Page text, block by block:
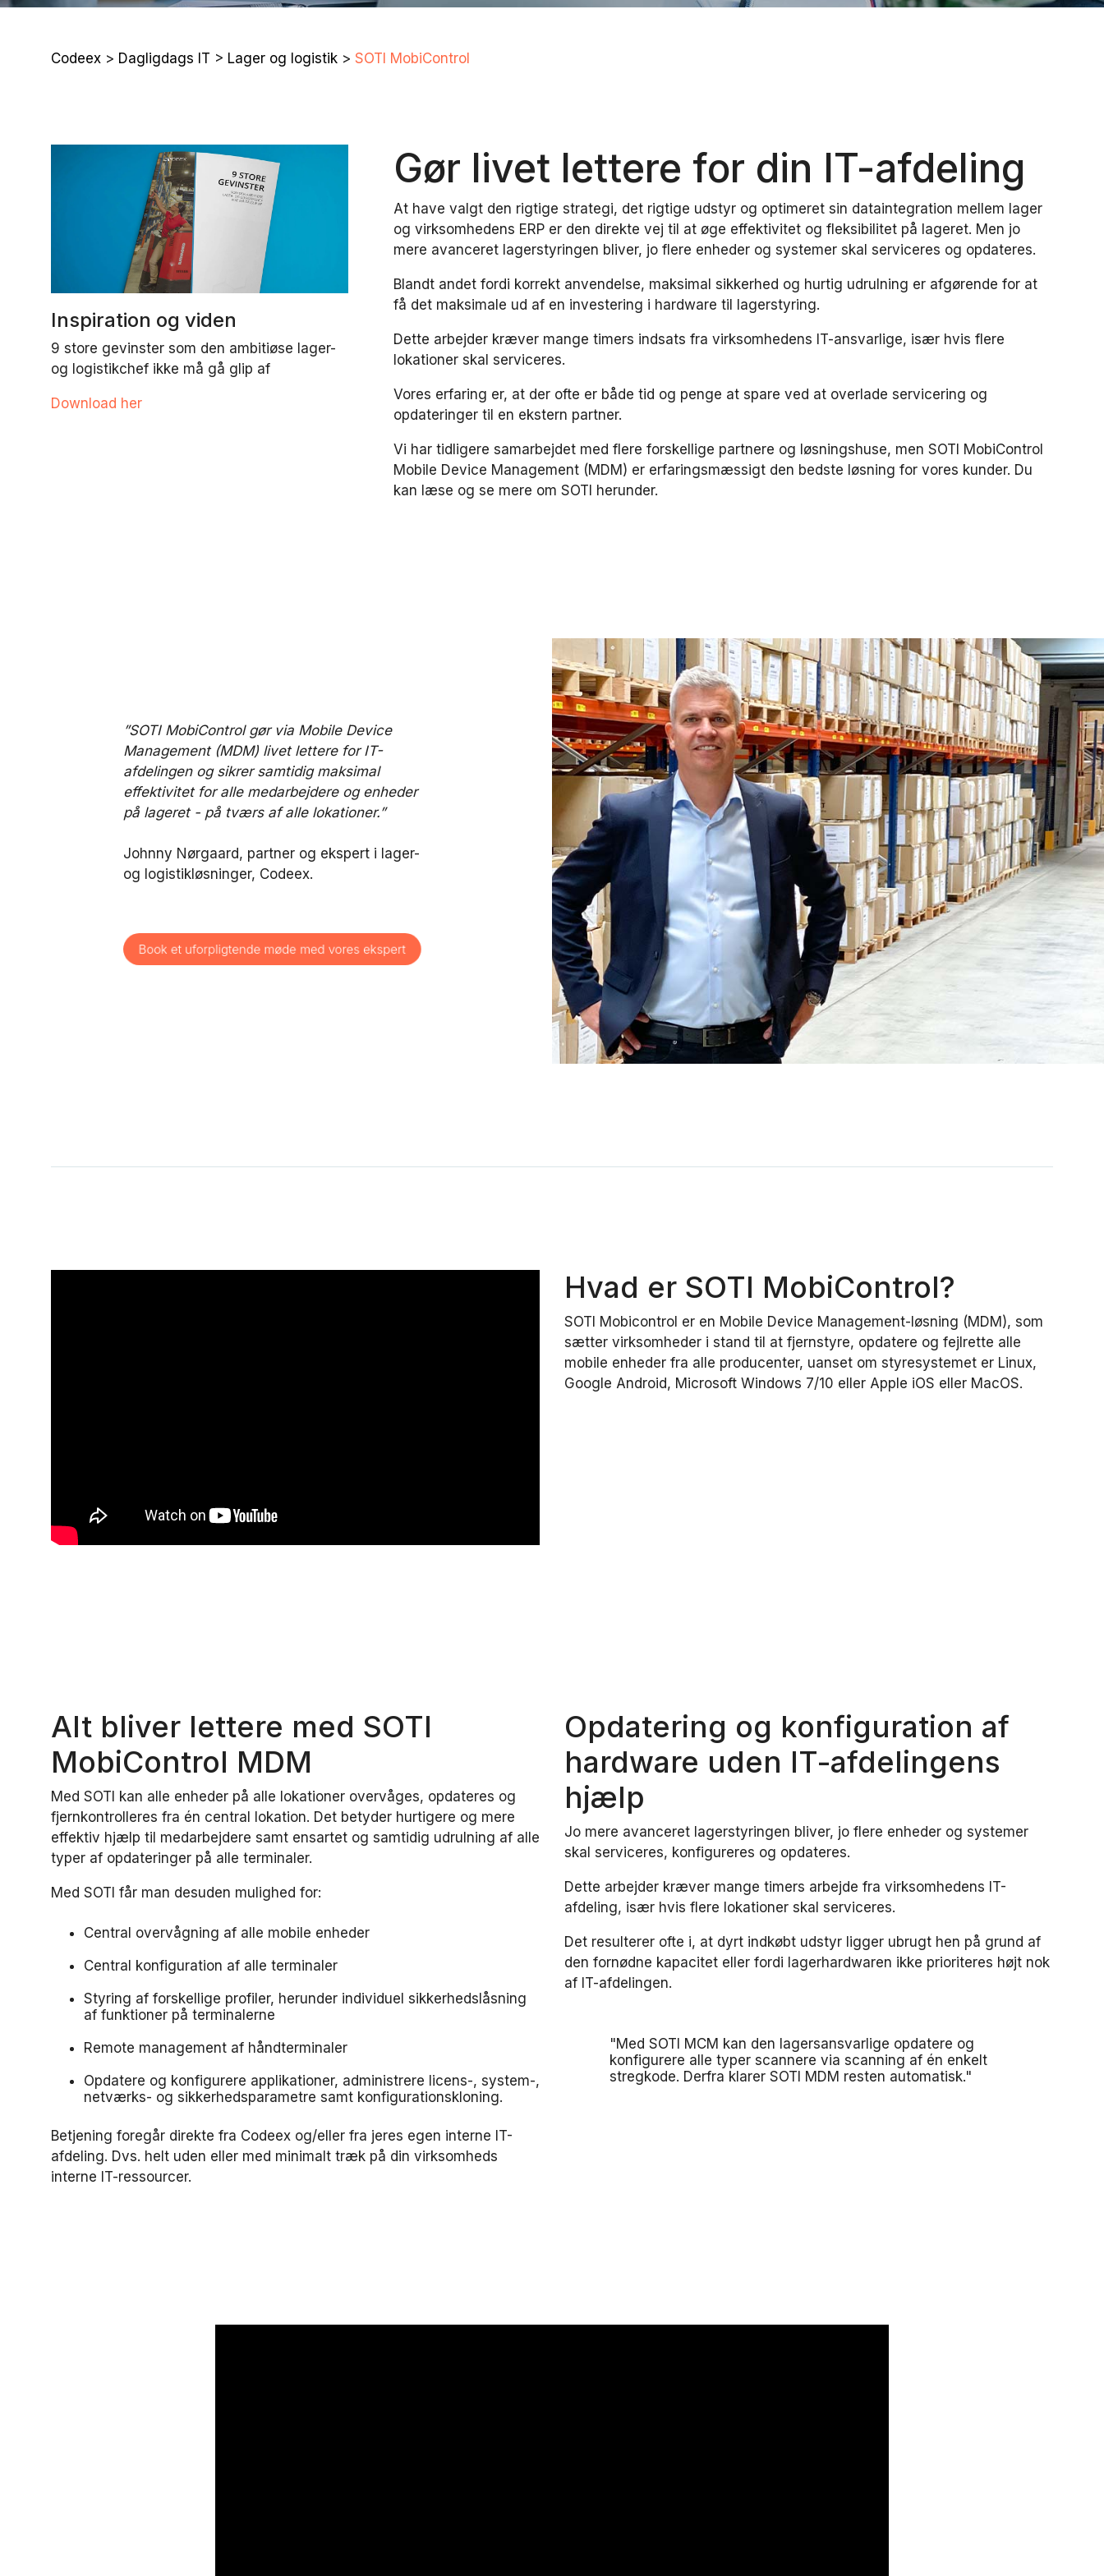
Codeex > Dagligdags IT > Lager og logistik > SOTI MobiControl
Inspiration og viden
9 store gevinster som den ambitiøse lager-
og logistikchef ikke må gå glip af
Download her
Gør livet lettere for din IT-afdeling
At have valgt den rigtige strategi, det rigtige udstyr og optimeret sin dataintegration mellem lager
og virksomhedens ERP er den direkte vej til at øge effektivitet og fleksibilitet på lageret. Men jo
mere avanceret lagerstyringen bliver, jo flere enheder og systemer skal serviceres og opdateres.
Blandt andet fordi korrekt anvendelse, maksimal sikkerhed og hurtig udrulning er afgørende for at
få det maksimale ud af en investering i hardware til lagerstyring.
Dette arbejder kræver mange timers indsats fra virksomhedens IT-ansvarlige, især hvis flere
lokationer skal serviceres.
Vores erfaring er, at der ofte er både tid og penge at spare ved at overlade servicering og
opdateringer til en ekstern partner.
Vi har tidligere samarbejdet med flere forskellige partnere og løsningshuse, men SOTI MobiControl
Mobile Device Management (MDM) er erfaringsmæssigt den bedste løsning for vores kunder. Du
kan læse og se mere om SOTI herunder.
”SOTI MobiControl gør via Mobile Device
Management (MDM) livet lettere for IT-
afdelingen og sikrer samtidig maksimal
effektivitet for alle medarbejdere og enheder
på lageret - på tværs af alle lokationer.”
Johnny Nørgaard, partner og ekspert i lager-
og logistikløsninger, Codeex.
Hvad er SOTI MobiControl?
SOTI Mobicontrol er en Mobile Device Management-løsning (MDM), som
sætter virksomheder i stand til at fjernstyre, opdatere og fejlrette alle
mobile enheder fra alle producenter, uanset om styresystemet er Linux,
Google Android, Microsoft Windows 7/10 eller Apple iOS eller MacOS.
Alt bliver lettere med SOTI
MobiControl MDM
Med SOTI kan alle enheder på alle lokationer overvåges, opdateres og
fjernkontrolleres fra én central lokation. Det betyder hurtigere og mere
effektiv hjælp til medarbejdere samt ensartet og samtidig udrulning af alle
typer af opdateringer på alle terminaler.
Med SOTI får man desuden mulighed for:
Central overvågning af alle mobile enheder
Central konfiguration af alle terminaler
Styring af forskellige profiler, herunder individuel sikkerhedslåsning
af funktioner på terminalerne
Remote management af håndterminaler
Opdatere og konfigurere applikationer, administrere licens-, system-,
netværks- og sikkerhedsparametre samt konfigurationskloning.
Betjening foregår direkte fra Codeex og/eller fra jeres egen interne IT-
afdeling. Dvs. helt uden eller med minimalt træk på din virksomheds
interne IT-ressourcer.
Opdatering og konfiguration af
hardware uden IT-afdelingens
hjælp
Jo mere avanceret lagerstyringen bliver, jo flere enheder og systemer
skal serviceres, konfigureres og opdateres.
Dette arbejder kræver mange timers arbejde fra virksomhedens IT-
afdeling, især hvis flere lokationer skal serviceres.
Det resulterer ofte i, at dyrt indkøbt udstyr ligger ubrugt hen på grund af
den fornødne kapacitet eller fordi lagerhardwaren ikke prioriteres højt nok
af IT-afdelingen.
"Med SOTI MCM kan den lagersansvarlige opdatere og
konfigurere alle typer scannere via scanning af én enkelt
stregkode. Derfra klarer SOTI MDM resten automatisk."